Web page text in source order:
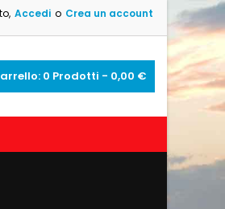
Accedi o Crea un account
0 Prodotti - 0,00 €